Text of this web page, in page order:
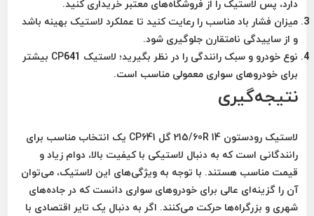
دارد، پس لاستیک را از فروشگاه‌های معتبر خریداری کنید.
میزان فشار باد مناسب را رعایت کنید تا عملکرد لاستیک بهینه باشد
و از ساییدگی نامتقارن جلوگیری شود.
نوع خودرو و سبک رانندگی
را در نظر بگیرید؛ لاستیک CP641 بیشتر
برای خودروهای سواری معمولی مناسب است.
نتیجه‌گیری
لاستیک رودستون 215/60R 14 گل CP641
یک انتخاب مناسب برای
رانندگانی است که به دنبال لاستیکی با کیفیت بالا، دوام زیاد و
قیمت مناسب هستند. با توجه به ویژگی‌های این لاستیک، می‌توان
آن را گزینه‌ای عالی برای خودروهای سواری دانست که در جاده‌های
شهری و بزرگراه‌ها حرکت می‌کنند. اگر به دنبال یک تایر اقتصادی با